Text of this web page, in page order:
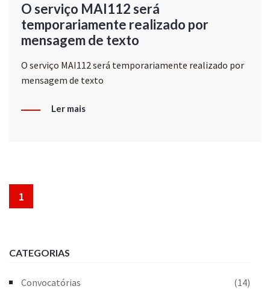
O serviço MAI112 será
temporariamente realizado por
mensagem de texto
O serviço MAI112 será temporariamente realizado por
mensagem de texto
Ler mais
1
CATEGORIAS
Convocatórias
(14)